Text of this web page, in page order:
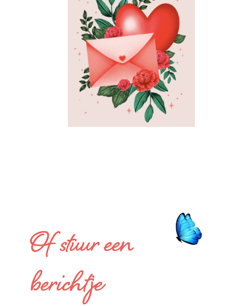
Of stuur een
berichtje